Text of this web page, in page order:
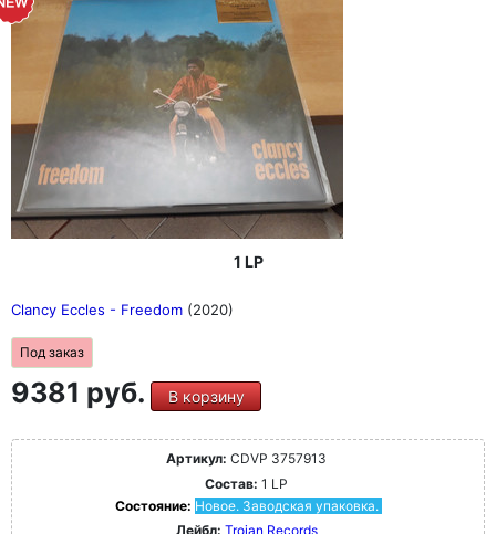
1 LP
Clancy Eccles - Freedom (2020)
Под заказ
9381 руб. В корзину
Артикул: CDVP 3757913
Состав: 1 LP
Состояние: Новое. Заводская упаковка.
Лейбл: Trojan Records